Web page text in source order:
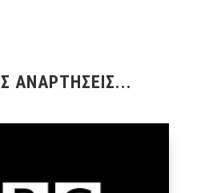
ΑΝΑΡΤΗΣΕΙΣ...